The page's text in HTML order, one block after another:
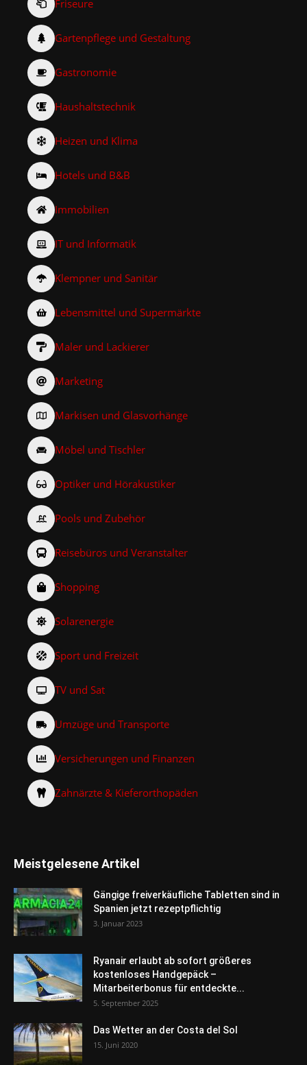
Friseure
Gartenpflege und Gestaltung
Gastronomie
Haushaltstechnik
Heizen und Klima
Hotels und B&B
Immobilien
IT und Informatik
Klempner und Sanitär
Lebensmittel und Supermärkte
Maler und Lackierer
Marketing
Markisen und Glasvorhänge
Möbel und Tischler
Optiker und Hörakustiker
Pools und Zubehör
Reisebüros und Veranstalter
Shopping
Solarenergie
Sport und Freizeit
TV und Sat
Umzüge und Transporte
Versicherungen und Finanzen
Zahnärzte & Kieferorthopäden
Meistgelesene Artikel
Gängige freiverkäufliche Tabletten sind in
Spanien jetzt rezeptpflichtig
3. Januar 2023
Ryanair erlaubt ab sofort größeres
kostenloses Handgepäck –
Mitarbeiterbonus für entdeckte...
5. September 2025
Das Wetter an der Costa del Sol
15. Juni 2020